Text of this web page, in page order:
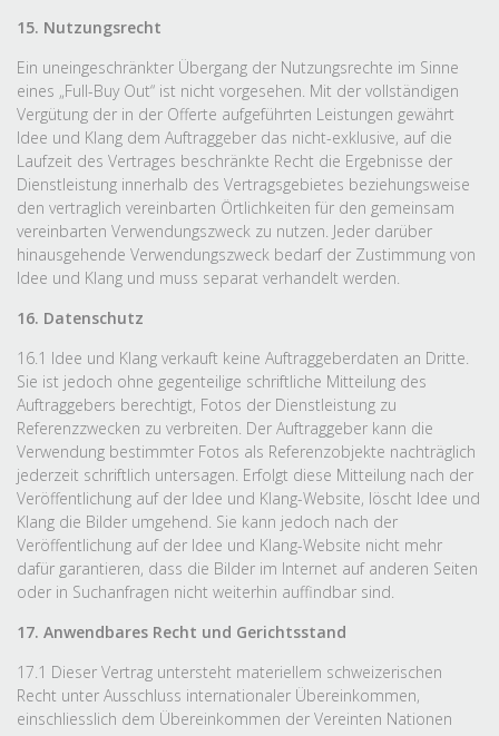
15. Nutzungsrecht
Ein uneingeschränkter Übergang der Nutzungsrechte im Sinne
eines „Full-Buy Out“ ist nicht vorgesehen. Mit der vollständigen
Vergütung der in der Offerte aufgeführten Leistungen gewährt
Idee und Klang dem Auftraggeber das nicht-exklusive, auf die
Laufzeit des Vertrages beschränkte Recht die Ergebnisse der
Dienstleistung innerhalb des Vertragsgebietes beziehungsweise
den vertraglich vereinbarten Örtlichkeiten für den gemeinsam
vereinbarten Verwendungszweck zu nutzen. Jeder darüber
hinausgehende Verwendungszweck bedarf der Zustimmung von
Idee und Klang und muss separat verhandelt werden.
16. Datenschutz
16.1 Idee und Klang verkauft keine Auftraggeberdaten an Dritte.
Sie ist jedoch ohne gegenteilige schriftliche Mitteilung des
Auftraggebers berechtigt, Fotos der Dienstleistung zu
Referenzzwecken zu verbreiten. Der Auftraggeber kann die
Verwendung bestimmter Fotos als Referenzobjekte nachträglich
jederzeit schriftlich untersagen. Erfolgt diese Mitteilung nach der
Veröffentlichung auf der Idee und Klang-Website, löscht Idee und
Klang die Bilder umgehend. Sie kann jedoch nach der
Veröffentlichung auf der Idee und Klang-Website nicht mehr
dafür garantieren, dass die Bilder im Internet auf anderen Seiten
oder in Suchanfragen nicht weiterhin auffindbar sind.
17. Anwendbares Recht und Gerichtsstand
17.1 Dieser Vertrag untersteht materiellem schweizerischen
Recht unter Ausschluss internationaler Übereinkommen,
einschliesslich dem Übereinkommen der Vereinten Nationen